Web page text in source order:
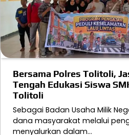
Bersama Polres Tolitoli,
Tengah Edukasi Siswa
Tolitoli
Sebagai Badan Usaha Milik
dana masyarakat melalui
menyalurkan dalam…